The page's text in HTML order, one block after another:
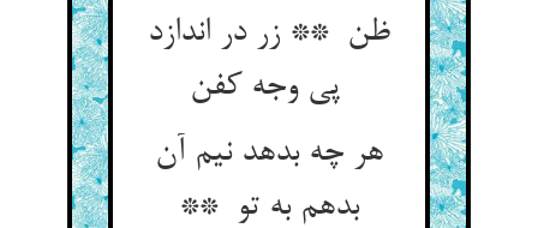
ظن ** زر در اندازد
پی وجه کفن
هر چه بدهد نیم آن
بدهم به تو **